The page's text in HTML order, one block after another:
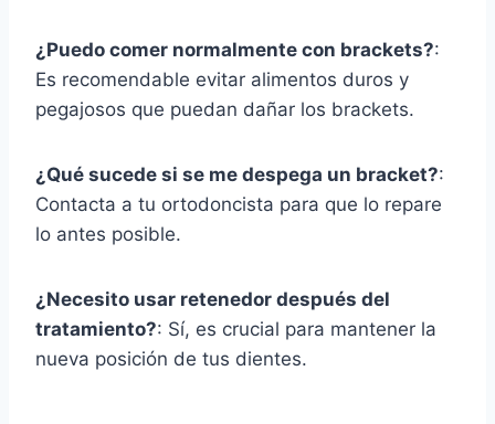
¿Puedo comer normalmente con brackets?:
Es recomendable evitar alimentos duros y
pegajosos que puedan dañar los brackets.
¿Qué sucede si se me despega un bracket?:
Contacta a tu ortodoncista para que lo repare
lo antes posible.
¿Necesito usar retenedor después del
tratamiento?: Sí, es crucial para mantener la
nueva posición de tus dientes.